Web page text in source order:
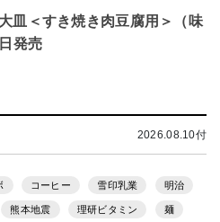
＜すき焼き肉豆腐用＞（味
発売
2026.08.10付
コーヒー 雪印乳業 明治
熊本地震 理研ビタミン 麺